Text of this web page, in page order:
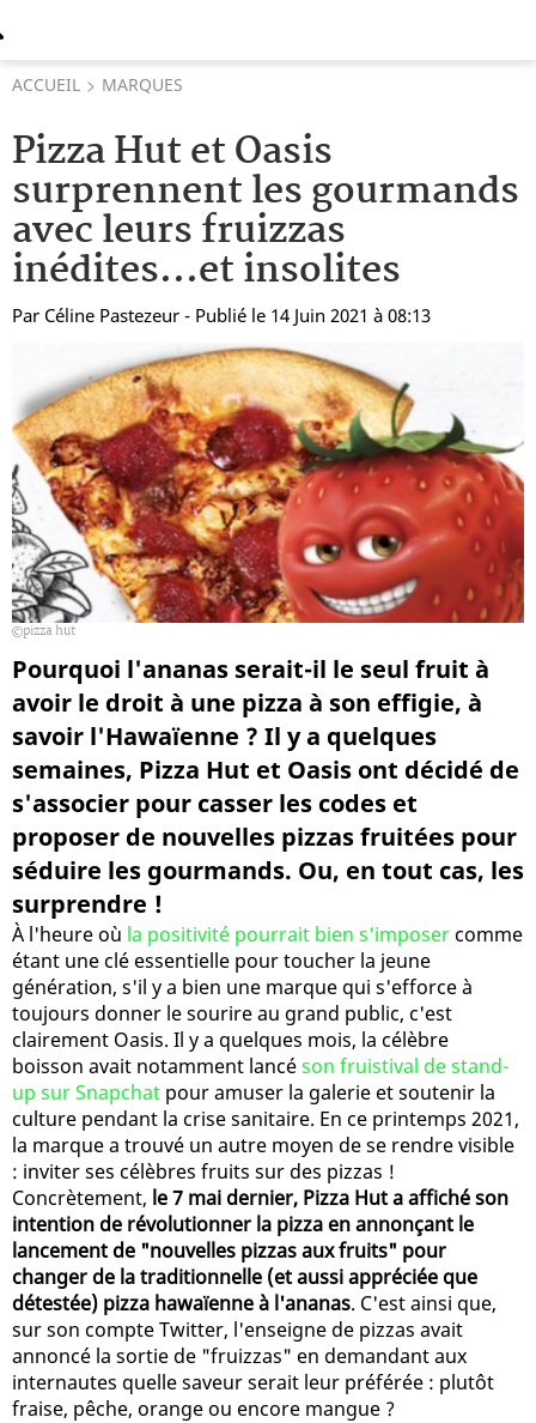
ACCUEIL MARQUES
Pizza Hut et Oasis
surprennent les gourmands
avec leurs fruizzas
inédites...et insolites
Par Céline Pastezeur - Publié le 14 Juin 2021 à 08:13
pizza hut
Pourquoi l'ananas serait-il le seul fruit à
avoir le droit à une pizza à son effigie, à
savoir l'Hawaïenne ? Il y a quelques
semaines, Pizza Hut et Oasis ont décidé de
s'associer pour casser les codes et
proposer de nouvelles pizzas fruitées pour
séduire les gourmands. Ou, en tout cas, les
surprendre !
À l'heure où la positivité pourrait bien s'imposercomme
étant une clé essentielle pour toucher la jeune
génération, s'il y a bien une marque qui s'efforce à
toujours donner le sourire au grand public, c'est
clairement Oasis. Il y a quelques mois, la célèbre
boisson avait notamment lancéson fruistival de stand-
up sur Snapchat pour amuser la galerie et soutenir la
culture pendant la crise sanitaire. En ce printemps 2021,
la marque a trouvé un autre moyen de se rendre visible
: inviter ses célèbres fruits sur des pizzas !
Concrètement, le 7 mai dernier, Pizza Hut a affiché son
intention de révolutionner la pizza en annonçant le
lancement de "nouvelles pizzas aux fruits" pour
changer de la traditionnelle (et aussi appréciée que
détestée) pizza hawaïenne à l'ananas. C'est ainsi que,
sur son compte Twitter, l'enseigne de pizzas avait
annoncé la sortie de "fruizzas" en demandant aux
internautes quelle saveur serait leur préférée : plutôt
fraise, pêche, orange ou encore mangue ?